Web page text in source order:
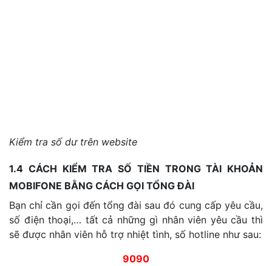
Kiểm tra số dư trên website
1.4 CÁCH KIỂM TRA SỐ TIỀN TRONG TÀI KHOẢN
MOBIFONE BẰNG CÁCH GỌI TỔNG ĐÀI
Bạn chỉ cần gọi đến tổng đài sau đó cung cấp yêu cầu,
số điện thoại,… tất cả những gì nhân viên yêu cầu thì
sẽ được nhân viên hỗ trợ nhiệt tình, số hotline như sau:
9090